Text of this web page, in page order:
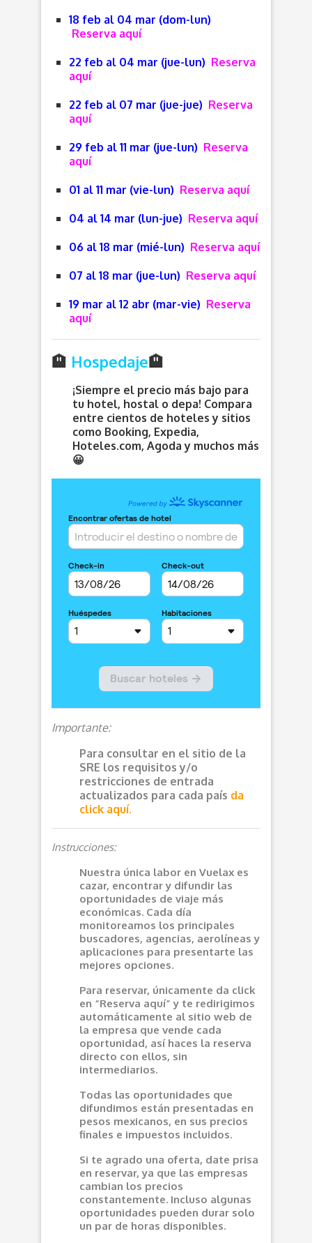
18 feb al 04 mar (dom-lun)
Reserva aquí
22 feb al 04 mar (jue-lun) Reserva
aquí
22 feb al 07 mar (jue-jue) Reserva
aquí
29 feb al 11 mar (jue-lun) Reserva
aquí
01 al 11 mar (vie-lun) Reserva aquí
04 al 14 mar (lun-jue) Reserva aquí
06 al 18 mar (mié-lun) Reserva aquí
07 al 18 mar (jue-lun) Reserva aquí
19 mar al 12 abr (mar-vie) Reserva
aquí
🏨 Hospedaje🏨
¡Siempre el precio más bajo para
tu hotel, hostal o depa! Compara
entre cientos de hoteles y sitios
como Booking, Expedia,
Hoteles.com, Agoda y muchos más
😀
Importante:
Para consultar en el sitio de la
SRE los requisitos y/o
restricciones de entrada
actualizados para cada país da
click aquí.
Instrucciones:
Nuestra única labor en Vuelax es
cazar, encontrar y difundir las
oportunidades de viaje más
económicas. Cada día
monitoreamos los principales
buscadores, agencias, aerolíneas y
aplicaciones para presentarte las
mejores opciones.
Para reservar, únicamente da click
en “Reserva aquí” y te redirigimos
automáticamente al sitio web de
la empresa que vende cada
oportunidad, así haces la reserva
directo con ellos, sin
intermediarios.
Todas las oportunidades que
difundimos están presentadas en
pesos mexicanos, en sus precios
finales e impuestos incluidos.
Si te agrado una oferta, date prisa
en reservar, ya que las empresas
cambian los precios
constantemente. Incluso algunas
oportunidades pueden durar solo
un par de horas disponibles.